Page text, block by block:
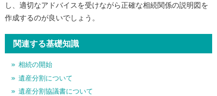
し、適切なアドバイスを受けながら正確な相続関係の説明図を
作成するのが良いでしょう。
関連する基礎知識
相続の開始
遺産分割について
遺産分割協議書について